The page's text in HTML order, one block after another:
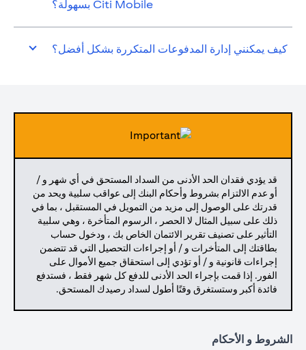
Citi Mobile بسهولة؟
كيف يمكنني إدارة المدفوعات المتكررة بشكل أفضل؟
قد يؤدي فقدان الحد الأدنى من السداد المستحق في أي شهر و /
أو عدم الالتزام بشروط وأحكام البنك إلى عواقب سلبية ويحد من
قدرتك على الوصول إلى مزيد من التمويل في المستقبل ، بما في
ذلك على سبيل المثال لا الحصر ، الرسوم المتأخرة ، وهي سلبية
التأثير على تصنيف تقرير الائتمان الخاص بك ، ودخول حساب
بطاقتك إلى المتأخرات و / أو إجراءات التحصيل التي قد تتضمن
إجراءات قانونية و / أو تؤدي إلى استحقاق جميع الأموال على
الفور. إذا قمت بإجراء الحد الأدنى للدفع كل شهر فقط ، فستدفع
فائدة أكبر وستستغرق وقتًا أطول لسداد رصيدك المستحق.
الشروط و الأحكام